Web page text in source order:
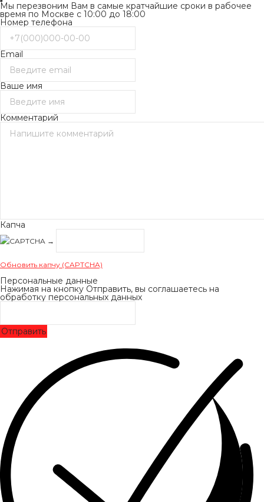
Мы перезвоним Вам в самые кратчайшие сроки в рабочее
время по Москве с 10:00 до 18:00
Номер телефона
Email
Ваше имя
Комментарий
Капча
→
Обновить капчу (CAPTCHA)
Персональные данные
Нажимая на кнопку Отправить, вы соглашаетесь на
обработку персональных данных
Отправить